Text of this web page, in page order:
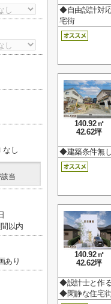
◆自由設計対
宅街
140.92㎡
42.62坪
◆建築条件無
140.92㎡
42.62坪
◆設計士と作
◆閑静な住宅
なし
当
以内
あり